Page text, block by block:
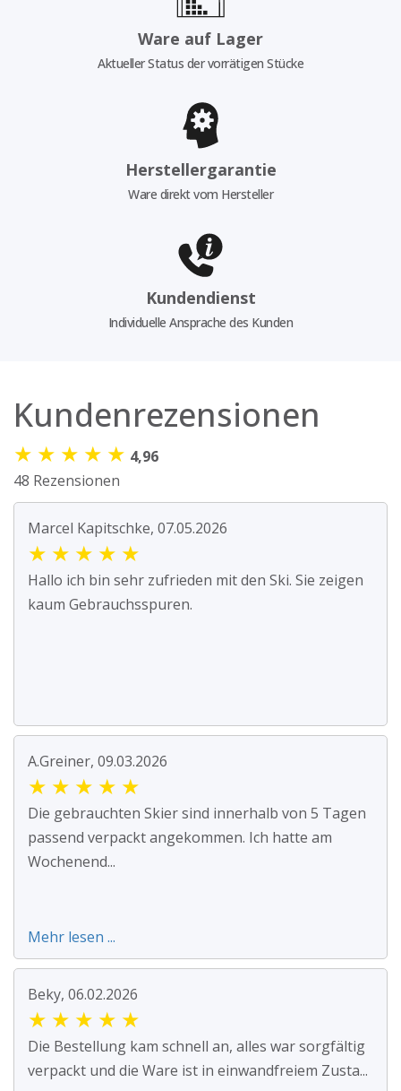
Ware auf Lager
Aktueller Status der vorrätigen Stücke
Herstellergarantie
Ware direkt vom Hersteller
Kundendienst
Individuelle Ansprache des Kunden
Kundenrezensionen
★ ★ ★ ★ ★ 4,96
48 Rezensionen
Marcel Kapitschke, 07.05.2026
★ ★ ★ ★ ★
Hallo ich bin sehr zufrieden mit den Ski. Sie zeigen
kaum Gebrauchsspuren.
A.Greiner, 09.03.2026
★ ★ ★ ★ ★
Die gebrauchten Skier sind innerhalb von 5 Tagen
passend verpackt angekommen. Ich hatte am
Wochenend...
Mehr lesen ...
Beky, 06.02.2026
★ ★ ★ ★ ★
Die Bestellung kam schnell an, alles war sorgfältig
verpackt und die Ware ist in einwandfreiem Zusta...